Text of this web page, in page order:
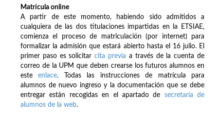
Matrícula online
A partir de este momento, habiendo sido admitidos a
cualquiera de las dos titulaciones impartidas en la ETSIAE,
comienza el proceso de matriculación (por internet) para
formalizar la admisión que estará abierto hasta el 16 julio. El
primer paso es solicitarcita previa a través de la cuenta de
correo de la UPM que deben crearse los futuros alumnos en
esteenlace. Todas las instrucciones de matrícula para
alumnos de nuevo ingreso y la documentación que se debe
entregar están recogidas en el apartado de secretaría de
alumnos de la web.